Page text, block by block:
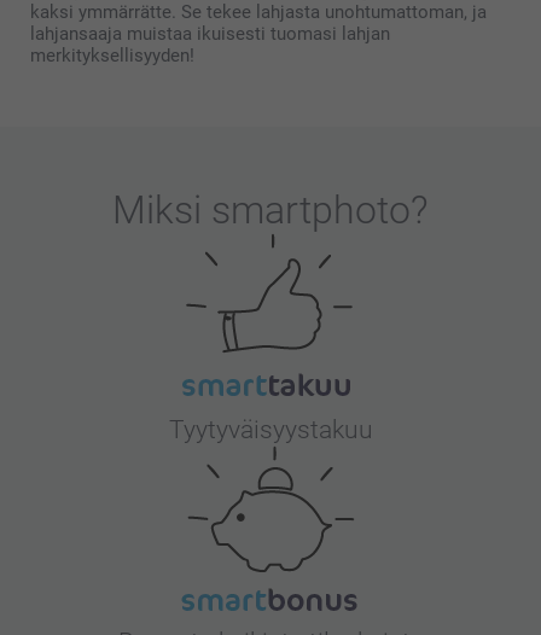
kaksi ymmärrätte. Se tekee lahjasta unohtumattoman, ja
lahjansaaja muistaa ikuisesti tuomasi lahjan
merkityksellisyyden!
Miksi smartphoto?
Tyytyväisyystakuu